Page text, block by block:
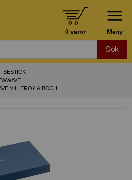
Meny
0 varor
Sök
BESTICK
VILLEROY & BOCH